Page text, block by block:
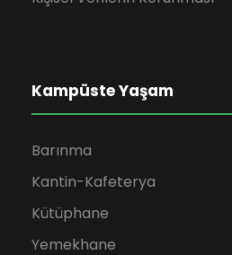
Kampüste Yaşam
Barınma
Kantin-Kafeterya
Kütüphane
Yemekhane